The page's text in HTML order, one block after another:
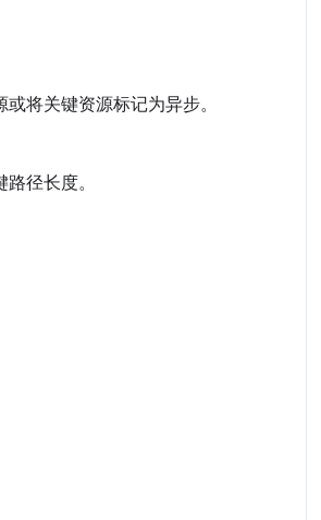
将关键资源标记为异步。
径长度。